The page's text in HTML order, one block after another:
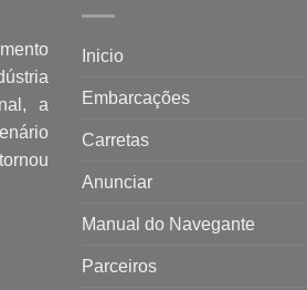
a
Inicio
Embarcações
Carretas
Anunciar
Manual do Navegante
Parceiros